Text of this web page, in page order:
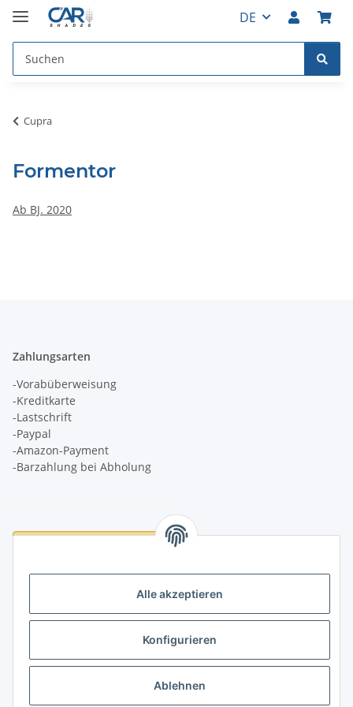
Alle akzeptieren
Konfigurieren
Ablehnen
DE
Cupra
Formentor
Ab BJ. 2020
Zahlungsarten
-Vorabüberweisung
-Kreditkarte
-Lastschrift
-Paypal
-Amazon-Payment
-Barzahlung bei Abholung
Logistikpartner
Informationen